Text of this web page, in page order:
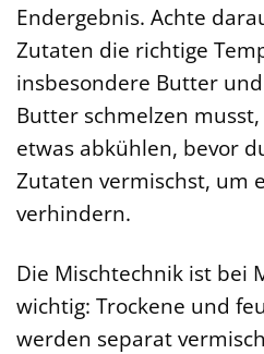
Endergebnis. Achte
Zutaten die richtige
insbesondere Butter
Butter schmelzen
etwas abkühlen, bevor
Zutaten vermischst, um
verhindern.
Die Mischtechnik ist bei
wichtig: Trockene und
werden separat